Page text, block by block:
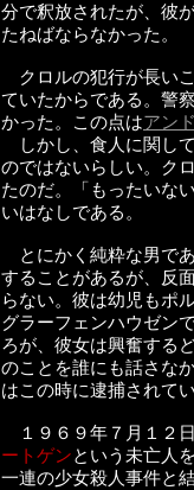
分で釈放されたが、彼
たねばならなかった。
クロルの犯行が長い
ていたからである。警
かった。この点はアン
しかし、食人に関し
のではないらしい。ク
たのだ。「もったいな
いはなしである。
とにかく純粋な男で
することがあるが、反
らない。彼は幼児もポ
グラーフェンハウゼン
ろが、彼女は興奮する
のことを誰にも話さな
はこの時に逮捕されて
１９６９年７月１２
ートゲンという未亡人
一連の少女殺人事件と